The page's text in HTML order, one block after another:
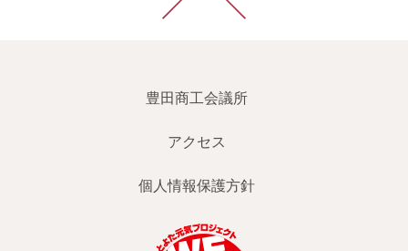
豊田商工会議所
アクセス
個人情報保護方針